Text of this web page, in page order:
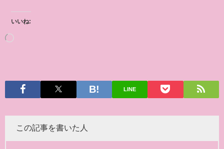
いいね:
LINE
この記事を書いた人